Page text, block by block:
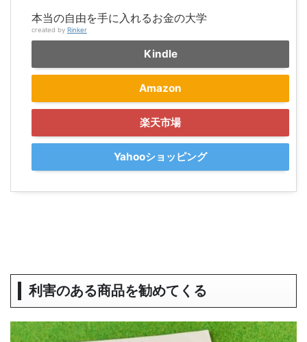
本当の自由を手に入れるお金の大学
created by Rinker
Kindle
Amazon
楽天市場
Yahooショッピング
利害のある商品を勧めてくる